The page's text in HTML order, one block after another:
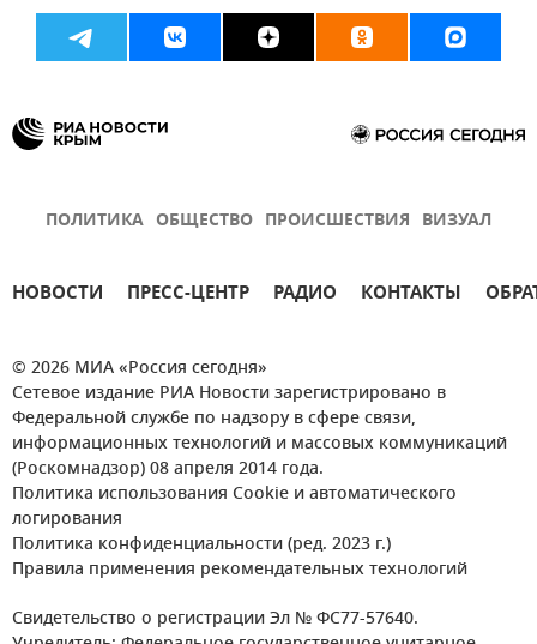
ПОЛИТИКА ОБЩЕСТВО ПРОИСШЕСТВИЯ ВИЗУАЛ
НОВОСТИ ПРЕСС-ЦЕНТР РАДИО КОНТАКТЫ
© 2026 МИА «Россия сегодня»
Сетевое издание РИА Новости зарегистрировано в
Федеральной службе по надзору в сфере связи,
информационных технологий и массовых коммуникаций
(Роскомнадзор) 08 апреля 2014 года.
Политика использования Cookie и автоматического
логирования
Политика конфиденциальности (ред. 2023 г.)
Правила применения рекомендательных технологий
Свидетельство о регистрации Эл № ФС77-57640.